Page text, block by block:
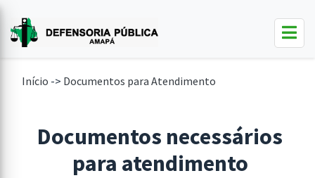
Início -> Documentos para Atendimento
Documentos necessários
para atendimento